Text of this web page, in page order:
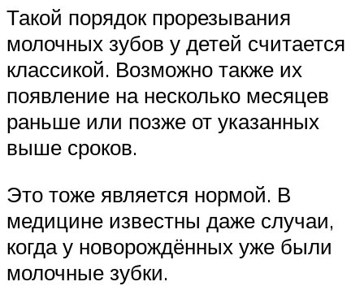
Такой порядок прорезывания
молочных зубов у детей считается
классикой. Возможно также их
появление на несколько месяцев
раньше или позже от указанных
выше сроков.
Это тоже является нормой. В
медицине известны даже случаи,
когда у новорождённых уже были
молочные зубки.